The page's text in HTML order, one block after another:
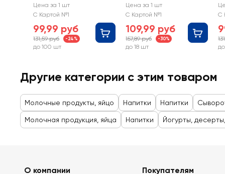
молочный
МАЖИТЭЛЬ
0,05%, без змж
Цена за 1 шт
С Картой №1
99,99 руб
131,59 руб -24%
до 100 шт
молочный
МАЖИТЭЛЬ Пина
Цена за 1 шт
С Картой №1
109,99 руб
157,89 руб -30%
до 18 шт
С
Другие категории с этим товаром
Молочные продукты, яйцо Напитки Напитки
Молочная продукция, яйца Напитки Йогурты,
О компании Покупателям